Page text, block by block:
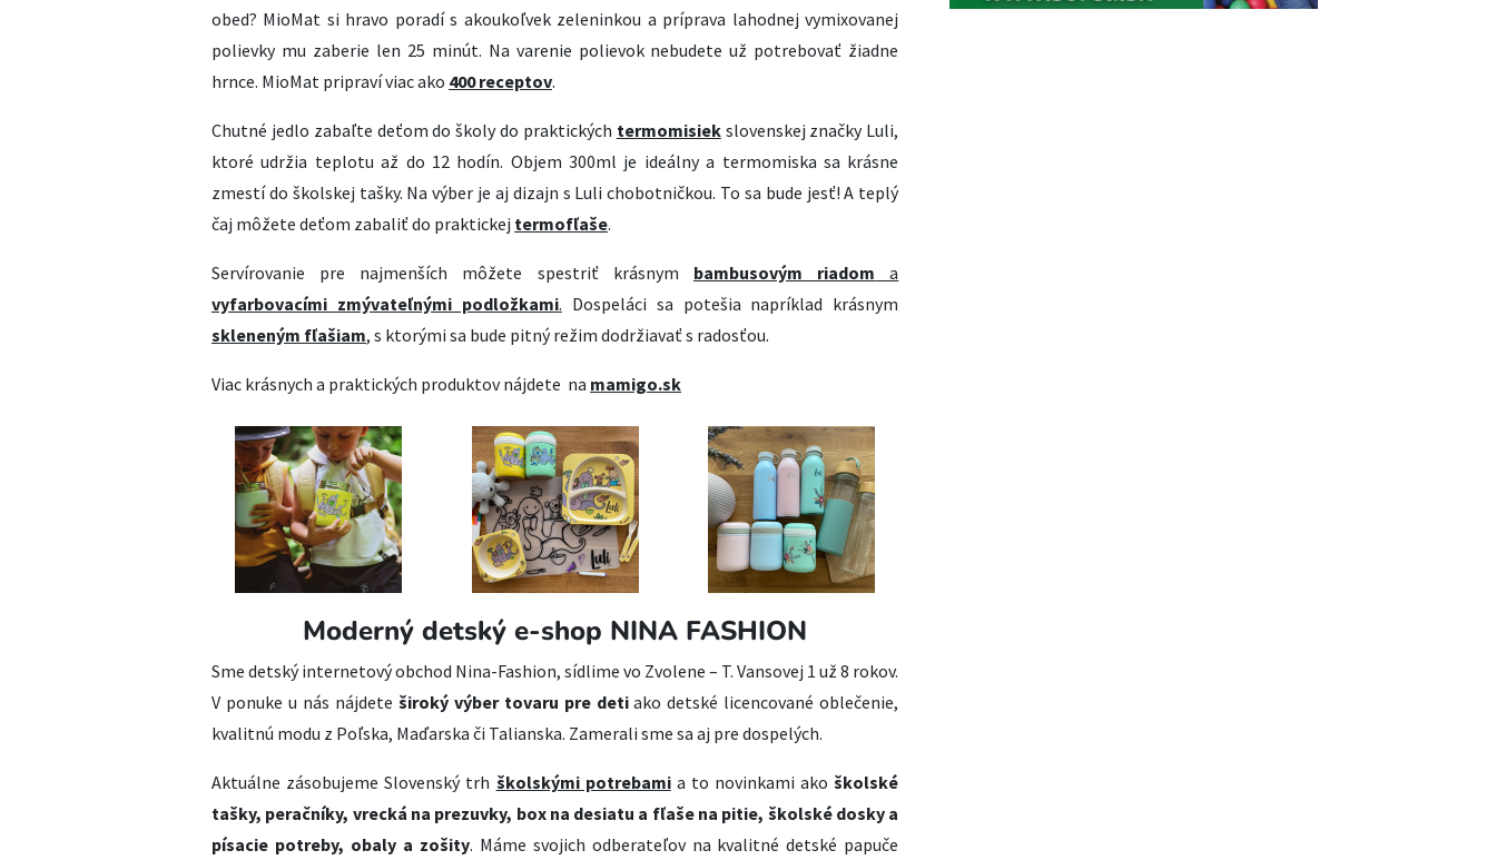
obed? MioMat si hravo poradí s akoukoľvek zeleninkou a príprava lahodnej vymixovanej
polievky mu zaberie len 25 minút. Na varenie polievok nebudete už potrebovať žiadne
hrnce. MioMat pripraví viac ako 400 receptov.
Chutné jedlo zabaľte deťom do školy do praktických termomisiekslovenskej značky Luli,
ktoré udržia teplotu až do 12 hodín. Objem 300ml je ideálny a termomiska sa krásne
zmestí do školskej tašky. Na výber je aj dizajn s Luli chobotničkou. To sa bude jesť! A teplý
čaj môžete deťom zabaliť do praktickej termofľaše.
Servírovanie pre najmenších môžete spestriť krásnym bambusovým riadom a
vyfarbovacími zmývateľnými podložkami. Dospeláci sa potešia napríklad krásnym
skleneným fľašiam, s ktorými sa bude pitný režim dodržiavať s radosťou.
Viac krásnych a praktických produktov nájdete na mamigo.sk
Moderný detský e-shop NINA FASHION
Sme detský internetový obchod Nina-Fashion, sídlime vo Zvolene – T. Vansovej 1 už 8 rokov.
V ponuke u nás nájdete široký výber tovaru pre detiako detské licencované oblečenie,
kvalitnú modu z Poľska, Maďarska či Talianska. Zamerali sme sa aj pre dospelých.
Aktuálne zásobujeme Slovenský trh školskými potrebamia to novinkami akoškolské
tašky, peračníky, vrecká na prezuvky, box na desiatu a fľaše na pitie, školské dosky a
písacie potreby, obaly a zošity. Máme svojich odberateľov na kvalitné detské papuče